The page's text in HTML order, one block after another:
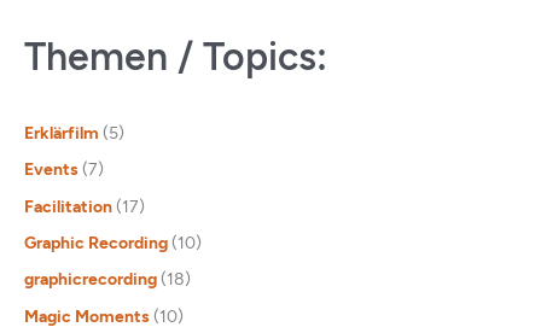
Themen / Topics:
Erklärfilm (5)
Events (7)
Facilitation (17)
Graphic Recording (10)
graphicrecording (18)
Magic Moments (10)